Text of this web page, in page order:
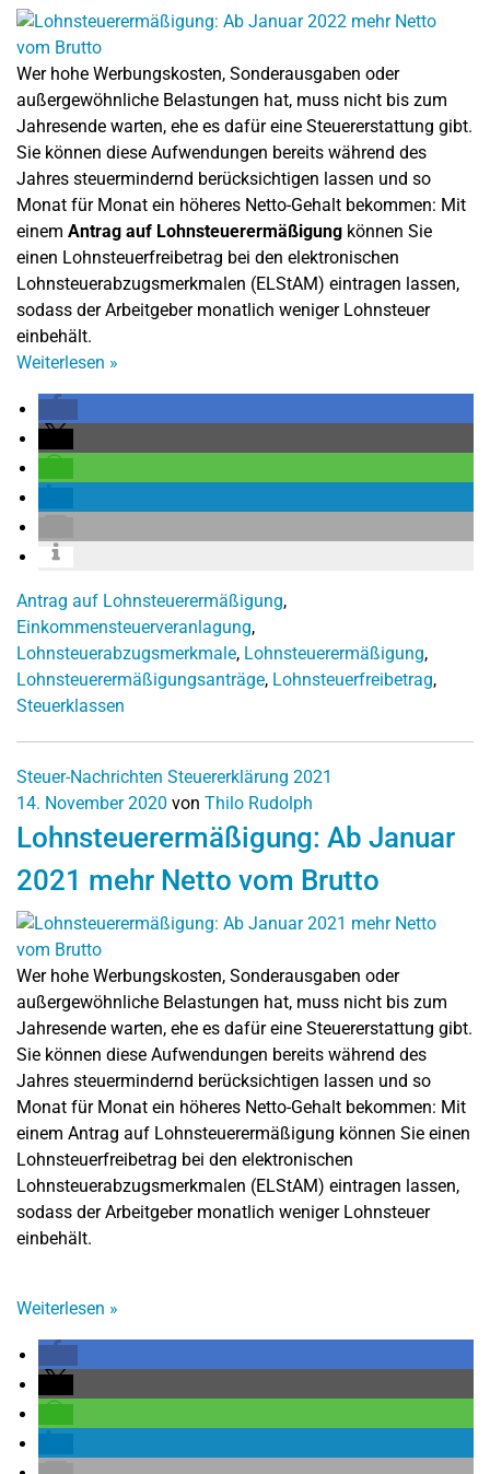
Wer hohe Werbungskosten, Sonderausgaben oder
außergewöhnliche Belastungen hat, muss nicht bis zum
Jahresende warten, ehe es dafür eine Steuererstattung gibt.
Sie können diese Aufwendungen bereits während des
Jahres steuermindernd berücksichtigen lassen und so
Monat für Monat ein höheres Netto-Gehalt bekommen: Mit
einem Antrag auf Lohnsteuerermäßigung können Sie
einen Lohnsteuerfreibetrag bei den elektronischen
Lohnsteuerabzugsmerkmalen (ELStAM) eintragen lassen,
sodass der Arbeitgeber monatlich weniger Lohnsteuer
einbehält.
Weiterlesen »
Antrag auf Lohnsteuerermäßigung,
Einkommensteuerveranlagung,
Lohnsteuerabzugsmerkmale, Lohnsteuerermäßigung,
Lohnsteuerermäßigungsanträge, Lohnsteuerfreibetrag,
Steuerklassen
Steuer-Nachrichten Steuererklärung 2021
14. November 2020 von Thilo Rudolph
Lohnsteuerermäßigung: Ab Januar
2021 mehr Netto vom Brutto
Wer hohe Werbungskosten, Sonderausgaben oder
außergewöhnliche Belastungen hat, muss nicht bis zum
Jahresende warten, ehe es dafür eine Steuererstattung gibt.
Sie können diese Aufwendungen bereits während des
Jahres steuermindernd berücksichtigen lassen und so
Monat für Monat ein höheres Netto-Gehalt bekommen: Mit
einem Antrag auf Lohnsteuerermäßigung können Sie einen
Lohnsteuerfreibetrag bei den elektronischen
Lohnsteuerabzugsmerkmalen (ELStAM) eintragen lassen,
sodass der Arbeitgeber monatlich weniger Lohnsteuer
einbehält.
Weiterlesen »